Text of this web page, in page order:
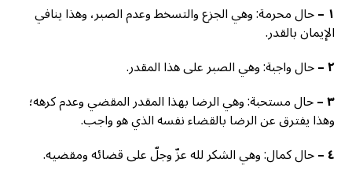
١ –حال محرمة: وهي الجزع والتسخط وعدم الصبر، وهذا ينافي
الإيمان بالقدر.
٢–حال واجبة: وهي الصبر على هذا المقدر.
٣–حال مستحبة: وهي الرضا بهذا المقدر المقضي وعدم كرهه؛
وهذا يفترق عن الرضا بالقضاء نفسه الذي هو واجب.
٤–حال كمال: وهي الشكر لله عزّ وجلّ على قضائه ومقضيه.